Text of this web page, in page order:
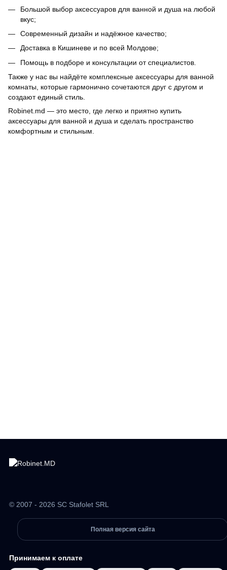
Большой выбор аксессуаров для ванной и душа на любой
вкус;
Современный дизайн и надёжное качество;
Доставка в Кишиневе и по всей Молдове;
Помощь в подборе и консультации от специалистов.
Также у нас вы найдёте комплексные аксессуары для ванной
комнаты, которые гармонично сочетаются друг с другом и
создают единый стиль.
Robinet.md — это место, где легко и приятно купить
аксессуары для ванной и душа и сделать пространство
комфортным и стильным.
© 2007 - 2026 SC Stafolet SRL
Полная версия сайта
Принимаем к оплате